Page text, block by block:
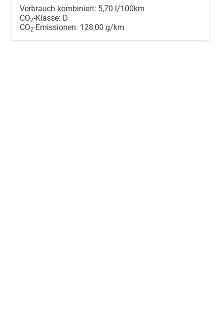
Verbrauch kombiniert: 5,70 l/100km
CO2-Klasse: D
CO2-Emissionen: 128,00 g/km